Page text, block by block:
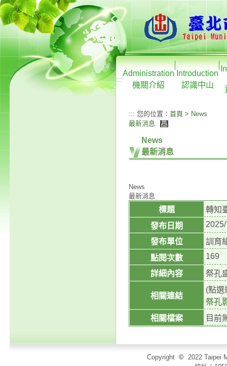
:::
Administration
機關介紹
Introduction
認識中山
::: 您的位置： 首頁 > News
最新消息.
News
最新消息
News
最新消息
標題
轉知
發布日期
發布單位
訓育
點閱次數
169
詳細內容
祭孔
相關連結
(點選
祭孔
相關檔案
目前
Copyright © 2022 Taipei